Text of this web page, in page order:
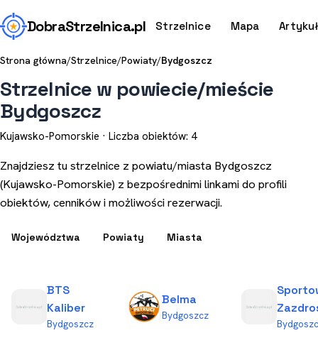
DobraStrzelnica.pl Strzelnice Mapa
Strona główna/Strzelnice/Powiaty/Bydgoszcz
Strzelnice w powiecie/mieście
Bydgoszcz
Kujawsko-Pomorskie · Liczba obiektów: 4
Znajdziesz tu strzelnice z powiatu/miasta Bydgoszcz
(Kujawsko-Pomorskie) z bezpośrednimi linkami do profili
obiektów, cenników i możliwości rezerwacji.
Województwa Powiaty Miasta
BTS
Kaliber
Bydgoszcz
Belma
Bydgoszcz